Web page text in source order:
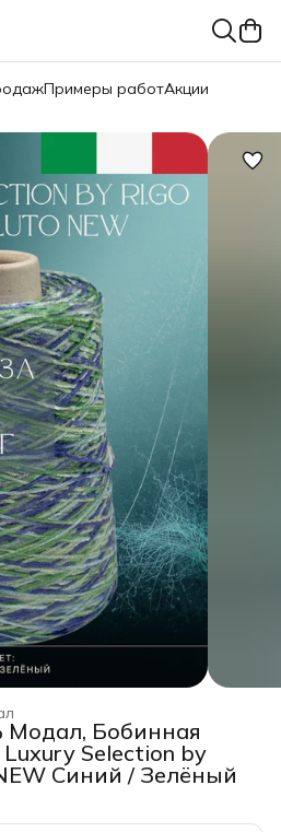
Примеры работАкции
Модал, Бобинная
Selection by
Синий / Зелёный